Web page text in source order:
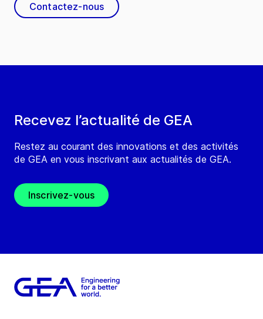
Recevez l’actualité de GEA
Restez au courant des innovations et des activités
de GEA en vous inscrivant aux actualités de GEA.
Inscrivez-vous
Contactez-nous